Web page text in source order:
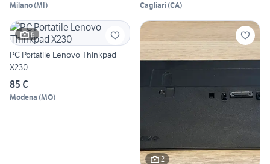
Milano(MI) Cagliari(CA)
6
PC Portatile Lenovo Thinkpad
X230
85 €
Modena (MO)
2